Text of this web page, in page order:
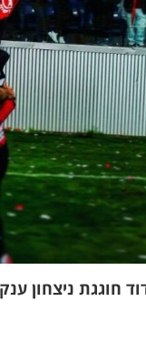
חוגגת ניצחון